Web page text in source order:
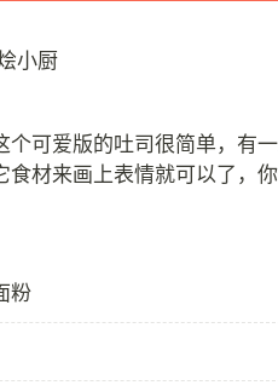
小厨
个可爱版的吐司很简单，有
粉